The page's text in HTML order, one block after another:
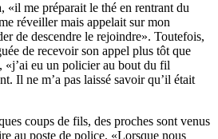
«il me préparait le thé en rentrant du
réveiller mais appelait sur mon
de descendre le rejoindre». Toutefois,
de recevoir son appel plus tôt que
«j’ai eu un policier au bout du fil
Il ne m’a pas laissé savoir qu’il était
coups de fils, des proches sont venus
au poste de police. «Lorsque nous